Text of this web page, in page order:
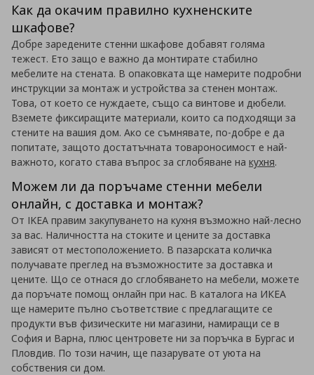
Как да окачим правилно кухненските
шкафове?
Добре заредените стенни шкафове добавят голяма
тежест. Ето защо е важно да монтирате стабилно
мебелите на стената. В опаковката ще намерите подробни
инструкции за монтаж и устройства за стенен монтаж.
Това, от което се нуждаете, също са винтове и дюбели.
Вземете фиксиращите материали, които са подходящи за
стените на вашия дом. Ако се съмнявате, по-добре е да
попитате, защото достатъчната товароносимост е най-
важното, когато става въпрос за сглобяване на кухня.
Можем ли да поръчаме стенни мебели
онлайн, с доставка и монтаж?
От IKEA правим закупуването на кухня възможно най-лесно
за вас. Наличността на стоките и цените за доставка
зависят от местоположението. В пазарската количка
получавате преглед на възможностите за доставка и
цените. Що се отнася до сглобяването на мебели, можете
да поръчате помощ онлайн при нас. В каталога на ИКЕА
ще намерите пълно съответствие с предлагащите се
продукти във физическите ни магазини, намиращи се в
София и Варна, плюс центровете ни за поръчка в Бургас и
Пловдив. По този начин, ще пазарувате от уюта на
собствения си дом.